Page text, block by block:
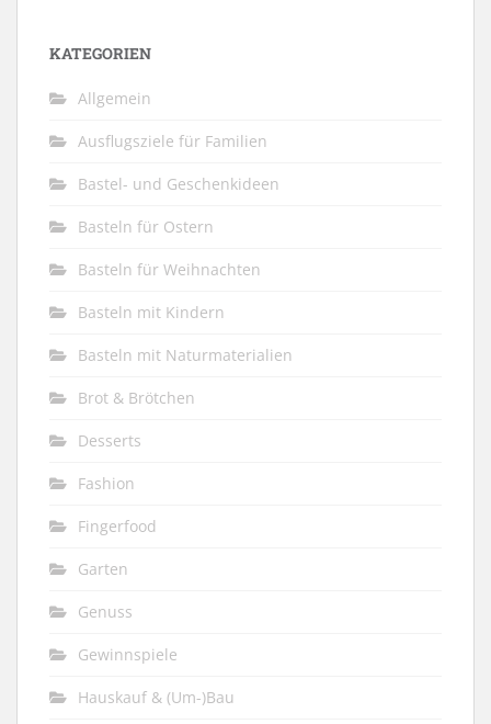
KATEGORIEN
Allgemein
Ausflugsziele für Familien
Bastel- und Geschenkideen
Basteln für Ostern
Basteln für Weihnachten
Basteln mit Kindern
Basteln mit Naturmaterialien
Brot & Brötchen
Desserts
Fashion
Fingerfood
Garten
Genuss
Gewinnspiele
Hauskauf & (Um-)Bau